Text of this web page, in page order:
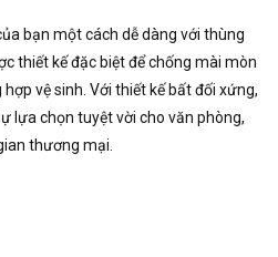
bạn một cách dễ dàng với thùng
thiết kế đặc biệt để chống mài mòn
vệ sinh. Với thiết kế bất đối xứng,
lựa chọn tuyệt vời cho văn phòng,
thương mại.